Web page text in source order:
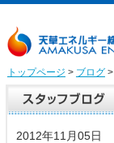
トップページ > ブログ>
2012年11月05日